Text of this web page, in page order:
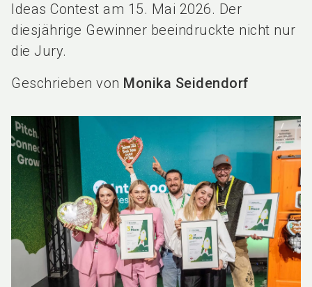
Ideas Contest am 15. Mai 2026. Der
diesjährige Gewinner beeindruckte nicht nur
die Jury.
Geschrieben von Monika Seidendorf